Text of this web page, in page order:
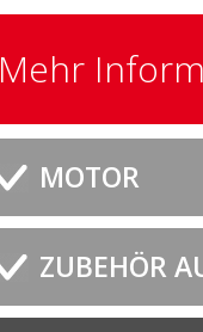
Mehr
MOTOR
ZUBEHÖR